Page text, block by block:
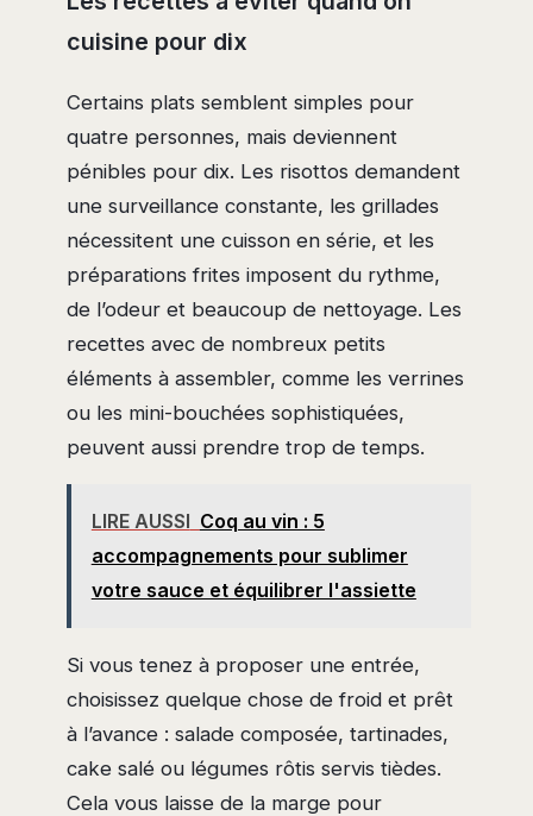
cuisine pour dix
Certains plats semblent simples pour
quatre personnes, mais deviennent
pénibles pour dix. Les risottos demandent
une surveillance constante, les grillades
nécessitent une cuisson en série, et les
préparations frites imposent du rythme,
de l’odeur et beaucoup de nettoyage. Les
recettes avec de nombreux petits
éléments à assembler, comme les verrines
ou les mini-bouchées sophistiquées,
peuvent aussi prendre trop de temps.
LIRE AUSSI Coq au vin : 5
accompagnements pour sublimer
votre sauce et équilibrer l'assiette
Si vous tenez à proposer une entrée,
choisissez quelque chose de froid et prêt
à l’avance : salade composée, tartinades,
cake salé ou légumes rôtis servis tièdes.
Cela vous laisse de la marge pour